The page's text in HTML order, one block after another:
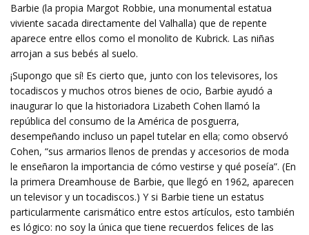
Barbie (la propia Margot Robbie, una monumental estatua
viviente sacada directamente del Valhalla) que de repente
aparece entre ellos como el monolito de Kubrick. Las niñas
arrojan a sus bebés al suelo.
¡Supongo que sí! Es cierto que, junto con los televisores, los
tocadiscos y muchos otros bienes de ocio, Barbie ayudó a
inaugurar lo que la historiadora Lizabeth Cohen llamó la
república del consumo de la América de posguerra,
desempeñando incluso un papel tutelar en ella; como observó
Cohen, “sus armarios llenos de prendas y accesorios de moda
le enseñaron la importancia de cómo vestirse y qué poseía”. (En
la primera Dreamhouse de Barbie, que llegó en 1962, aparecen
un televisor y un tocadiscos.) Y si Barbie tiene un estatus
particularmente carismático entre estos artículos, esto también
es lógico: no soy la única que tiene recuerdos felices de las